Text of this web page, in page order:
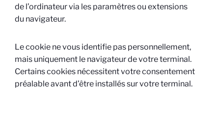
de l’ordinateur via les paramètres ou extensions
du navigateur.
Le cookie ne vous identifie pas personnellement,
mais uniquement le navigateur de votre terminal.
Certains cookies nécessitent votre consentement
préalable avant d’être installés sur votre terminal.